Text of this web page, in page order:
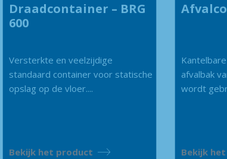
Draadcontainer – BRG
600
Versterkte en veelzijdige
standaard container voor statische
opslag op de vloer....
Bekijk het product
afvalbak
wordt
Bekijk